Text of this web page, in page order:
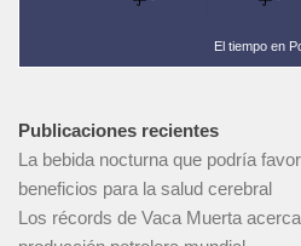
El tiempo en
Publicaciones recientes
La bebida nocturna que podría
beneficios para la salud cerebral
Los récords de Vaca Muerta